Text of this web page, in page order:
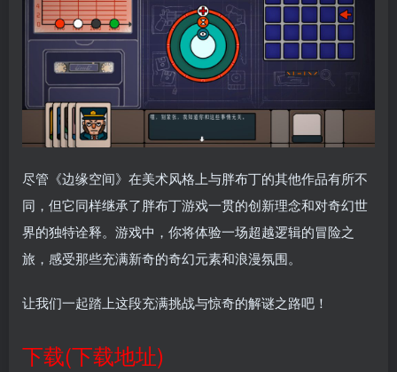
尽管《边缘空间》在美术风格上与胖布丁的其他作品有所不
同，但它同样继承了胖布丁游戏一贯的创新理念和对奇幻世
界的独特诠释。游戏中，你将体验一场超越逻辑的冒险之
旅，感受那些充满新奇的奇幻元素和浪漫氛围。
让我们一起踏上这段充满挑战与惊奇的解谜之路吧！
下载(下载地址)